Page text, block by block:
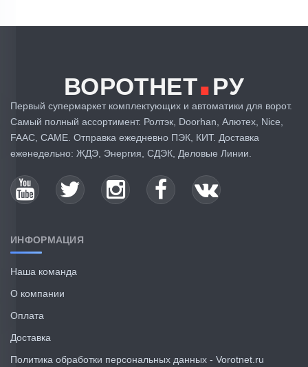
✓ Покупатель
проверен
29.04.2026
Упаковано хорошо,комплектация
работает,потеплеет буду
устанавливать,дополню отзыв после
Установил привод, всё отлично
работает,ключи прописал,главное делать
ВОРОТНЕТ.РУ
Первый супермаркет комплектующих и автоматики для ворот.
Самый полный ассортимент. Ролтэк, Doorhan, Алютех, Nice,
FAAC, CAME. Отправка ежедневно ПЭК, КИТ. Доставка
еженедельно: ЖДЭ, Энергия, СДЭК, Деловые Линии.
ИНФОРМАЦИЯ
Наша команда
О компании
Оплата
Доставка
Политика обработки персональных данных - Vorotnet.ru